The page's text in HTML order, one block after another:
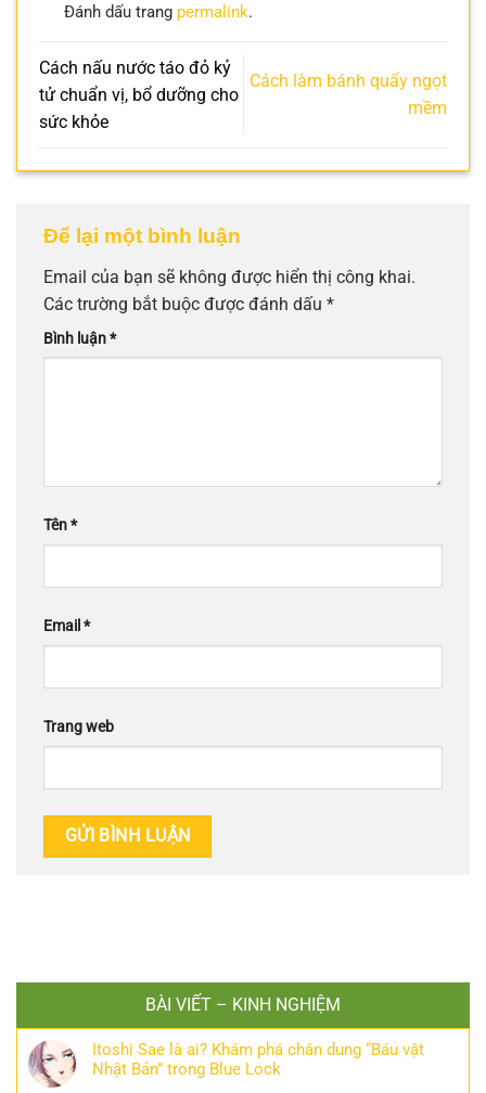
Đánh dấu trang permalink.
Cách nấu nước táo đỏ kỷ
tử chuẩn vị, bổ dưỡng cho
sức khỏe
Cách làm bánh quẩy ngọt
mềm
Để lại một bình luận
Email của bạn sẽ không được hiển thị công khai.
Các trường bắt buộc được đánh dấu *
Bình luận*
Tên*
Email *
Trang web
BÀI VIẾT – KINH NGHIỆM
Itoshi Sae là ai? Khám phá chân dung “Báu vật
Nhật Bản” trong Blue Lock